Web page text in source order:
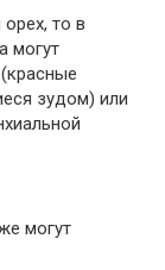
то в
могут
зудом) или
могут